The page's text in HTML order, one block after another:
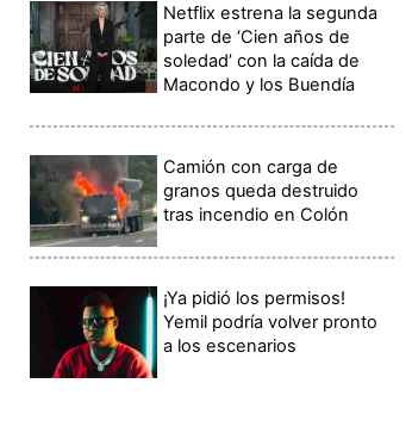
Netflix estrena la segunda
parte de ‘Cien años de
soledad’ con la caída de
Macondo y los Buendía
Camión con carga de
granos queda destruido
tras incendio en Colón
¡Ya pidió los permisos!
Yemil podría volver pronto
a los escenarios